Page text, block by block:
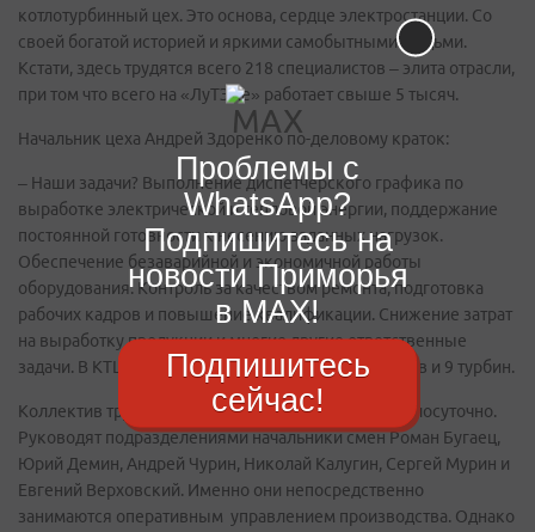
котлотурбинный цех. Это основа, сердце электростанции. Со
своей богатой историей и яркими самобытными людьми.
Кстати, здесь трудятся всего 218 специалистов – элита отрасли,
при том что всего на «ЛуТЭКе» работает свыше 5 тысяч.
Начальник цеха Андрей Здоренко по-деловому краток:
– Наши задачи? Выполнение диспетчерского графика по
выработке электрической и тепловой энергии, поддержание
постоянной готовности к несению заданных нагрузок.
Обеспечение безаварийной и экономичной работы
оборудования. Контроль за качеством ремонта, подготовка
рабочих кадров и повышение квалификации. Снижение затрат
на выработку продукции и многие другие ответственные
задачи. В КТЦ на обслуживании находятся 13 котлов и 9 турбин.
Коллектив трудится в режиме вахтовых смен круглосуточно.
Руководят подразделениями начальники смен Роман Бугаец,
Юрий Демин, Андрей Чурин, Николай Калугин, Сергей Мурин и
Евгений Верховский. Именно они непосредственно
занимаются оперативным управлением производства. Однако
Проблемы с
WhatsApp?
Подпишитесь на
новости Приморья
в MAX!
Подпишитесь
сейчас!